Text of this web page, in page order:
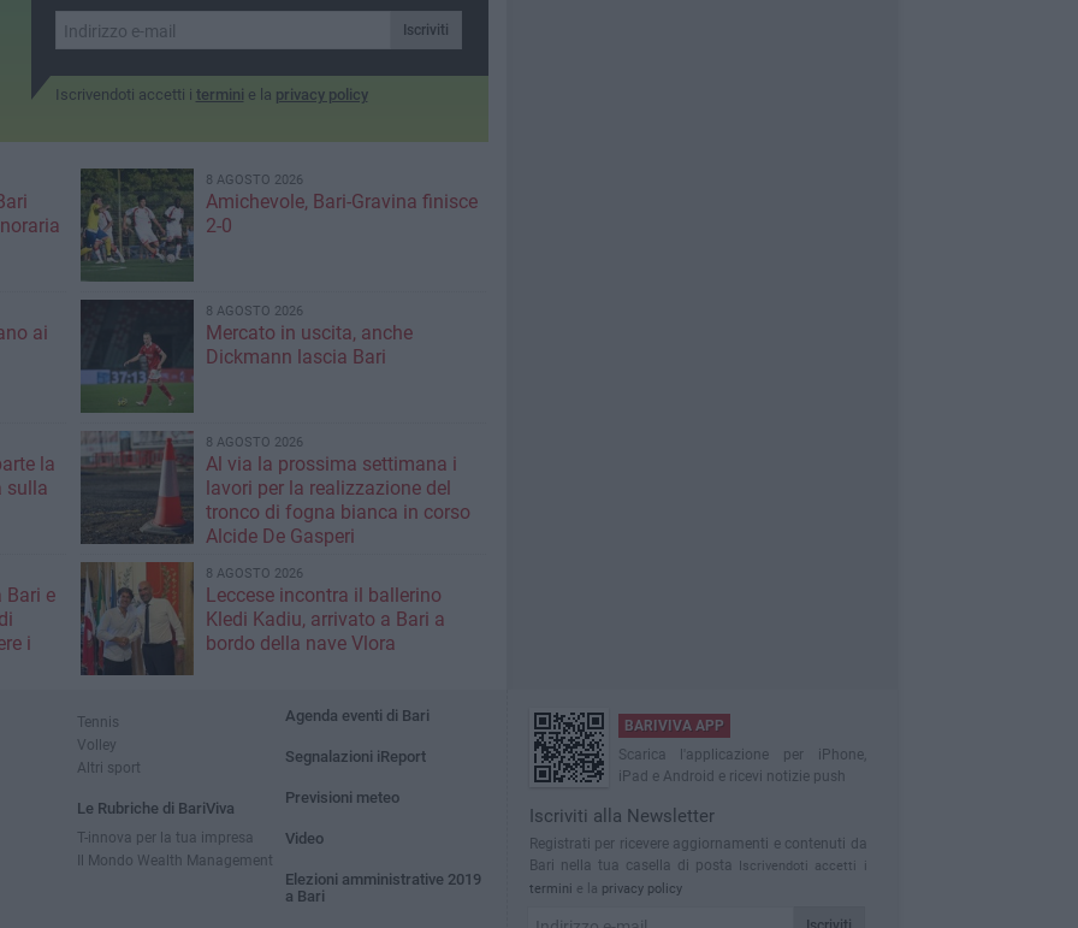
Iscriviti
Iscrivendoti accetti i termini e la privacy policy
8 AGOSTO 2026
Amichevole, Bari-Gravina finisce
2-0
ai
8 AGOSTO 2026
Mercato in uscita, anche
Dickmann lascia Bari
la
sulla
8 AGOSTO 2026
Al via la prossima settimana i
lavori per la realizzazione del
tronco di fogna bianca in corso
Alcide De Gasperi
Bari e
i
8 AGOSTO 2026
Leccese incontra il ballerino
Kledi Kadiu, arrivato a Bari a
bordo della nave Vlora
Tennis
Volley
Altri sport
Le Rubriche di BariViva
T-innova per la tua impresa
Il Mondo Wealth Management
Agenda eventi di Bari
Segnalazioni iReport
Previsioni meteo
Video
Elezioni amministrative 2019
a Bari
BARIVIVA APP
Scarica l'applicazione per iPhone,
iPad e Android e ricevi notizie push
Iscriviti alla Newsletter
Registrati per ricevere aggiornamenti e contenuti da
Bari nella tua casella di posta Iscrivendoti accetti i
termini e la privacy policy